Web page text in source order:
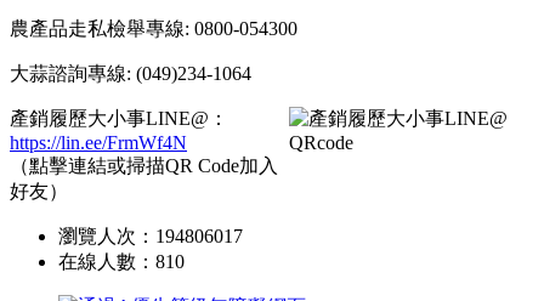
農產品走私檢舉專線: 0800-054300
大蒜諮詢專線: (049)234-1064
產銷履歷大小事LINE@：
https://lin.ee/FrmWf4N
（點擊連結或掃描QR Code加入
好友）
瀏覽人次： 194806017
在線人數： 810